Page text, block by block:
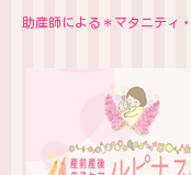
助産師による＊マタニティ